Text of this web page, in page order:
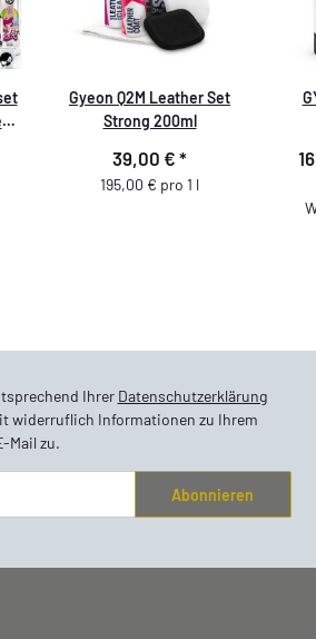
Gyeon Q2M Leather Set
Strong 200ml
39,00 € *
195,00 € pro 1 l
Ihrer Datenschutzerklärung
widerruflich Informationen zu Ihrem
Mail zu.
Abonnieren